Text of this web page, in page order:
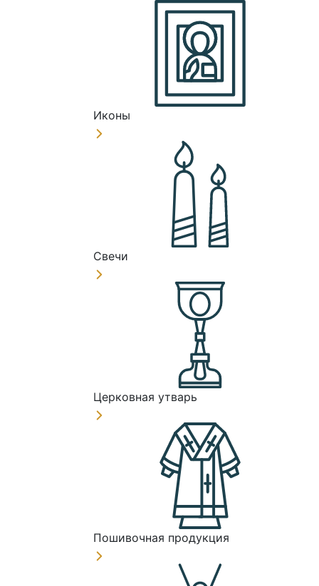
Иконы
Свечи
Церковная утварь
Пошивочная продукция